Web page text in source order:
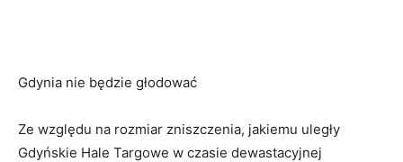
Gdynia nie będzie głodować
Ze względu na rozmiar zniszczenia, jakiemu uległy
Gdyńskie Hale Targowe w czasie dewastacyjnej